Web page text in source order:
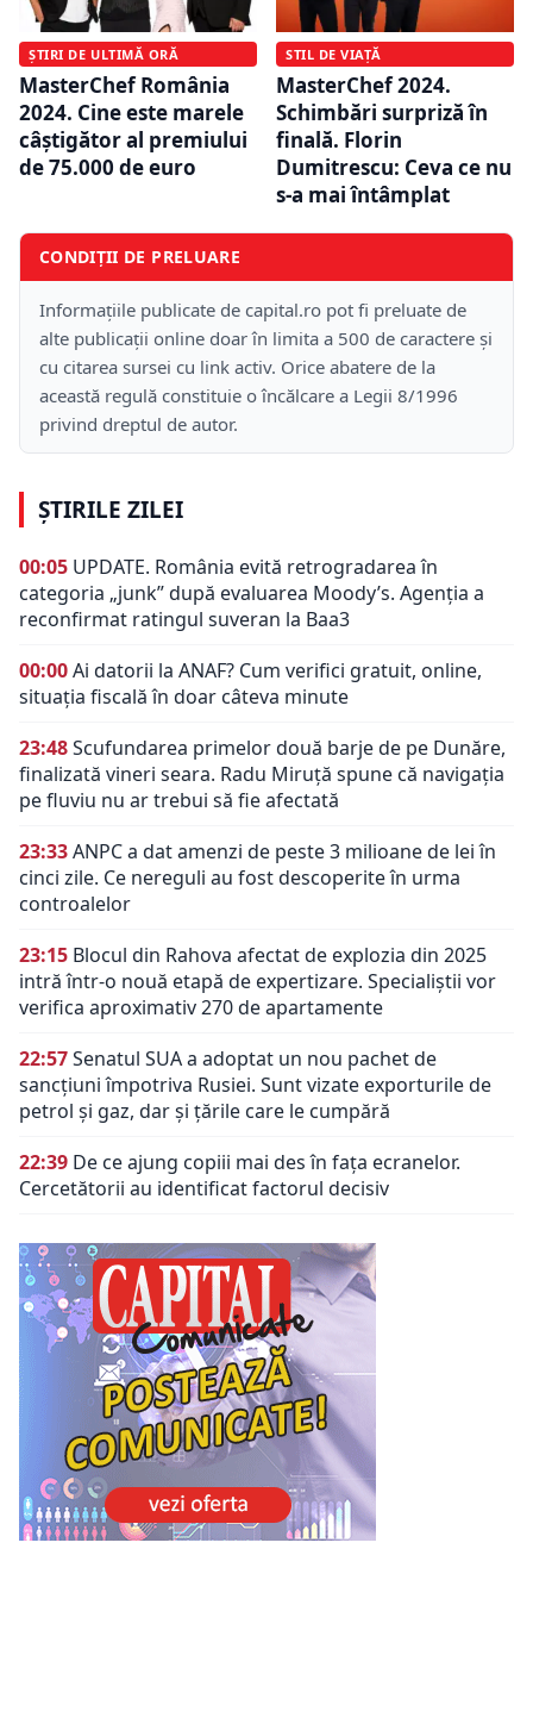
ȘTIRI DE ULTIMĂ ORĂ
MasterChef România
2024. Cine este marele
câștigător al premiului
de 75.000 de euro
STIL DE VIAȚĂ
MasterChef 2024.
Schimbări surpriză în
finală. Florin
Dumitrescu: Ceva ce nu
s-a mai întâmplat
CONDIȚII DE PRELUARE
Informațiile publicate de capital.ro pot fi preluate de
alte publicații online doar în limita a 500 de caractere și
cu citarea sursei cu link activ. Orice abatere de la
această regulă constituie o încălcare a Legii 8/1996
privind dreptul de autor.
ȘTIRILE ZILEI
00:05 UPDATE. România evită retrogradarea în
categoria „junk” după evaluarea Moody’s. Agenția a
reconfirmat ratingul suveran la Baa3
00:00Ai datorii la ANAF? Cum verifici gratuit, online,
situația fiscală în doar câteva minute
23:48Scufundarea primelor două barje de pe Dunăre,
finalizată vineri seara. Radu Miruță spune că navigația
pe fluviu nu ar trebui să fie afectată
23:33ANPC a dat amenzi de peste 3 milioane de lei în
cinci zile. Ce nereguli au fost descoperite în urma
controalelor
23:15 Blocul din Rahova afectat de explozia din 2025
intră într-o nouă etapă de expertizare. Specialiștii vor
verifica aproximativ 270 de apartamente
22:57Senatul SUA a adoptat un nou pachet de
sancțiuni împotriva Rusiei. Sunt vizate exporturile de
petrol și gaz, dar și țările care le cumpără
22:39 De ce ajung copiii mai des în fața ecranelor.
Cercetătorii au identificat factorul decisiv